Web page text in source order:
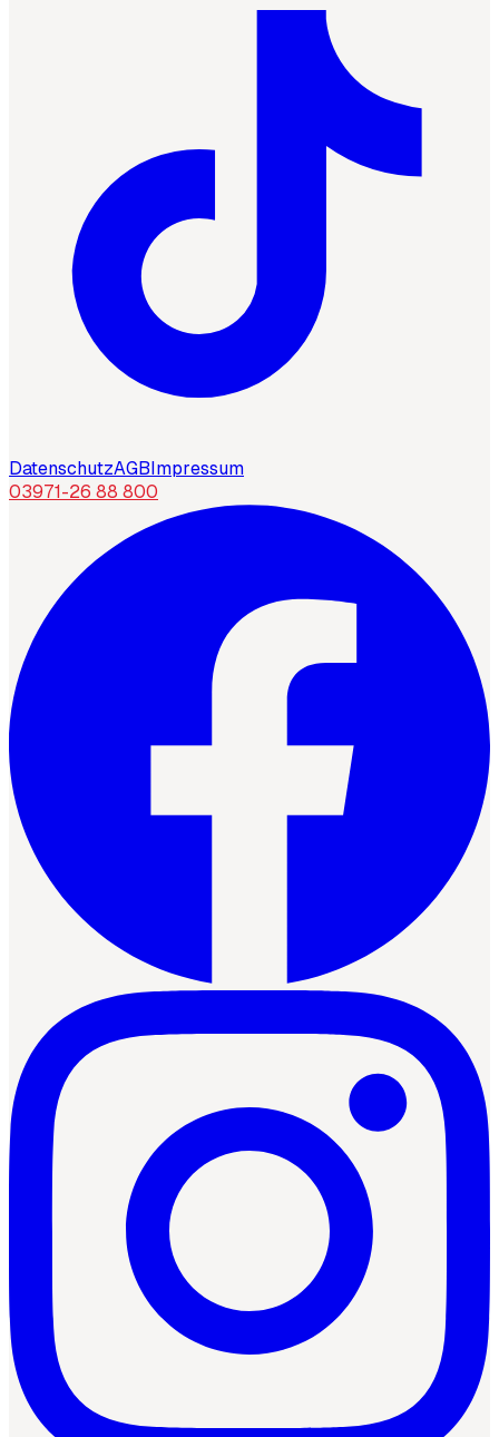
DatenschutzAGBImpressum
03971-26 88 800